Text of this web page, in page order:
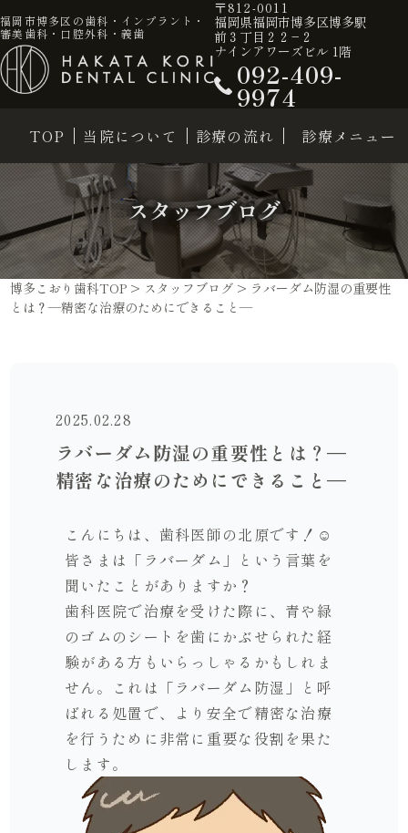
福岡市博多区の歯科・インプラント・
審美歯科・口腔外科・義歯
〒812-0011
福岡県福岡市博多区博多駅
前３丁目２２−２
ナインアワーズビル 1階
092-409-
9974
TOP 当院について 診療の流れ 診療メニュー
スタッフブログ
博多こおり歯科TOP > スタッフブログ > ラバーダム防湿の重要性
とは？—精密な治療のためにできること—
2025.02.28
ラバーダム防湿の重要性とは？—
精密な治療のためにできること—
こんにちは、歯科医師の北原です！☺
皆さまは「ラバーダム」という言葉を
聞いたことがありますか？
歯科医院で治療を受けた際に、青や緑
のゴムのシートを歯にかぶせられた経
験がある方もいらっしゃるかもしれま
せん。これは「ラバーダム防湿」と呼
ばれる処置で、より安全で精密な治療
を行うために非常に重要な役割を果た
します。